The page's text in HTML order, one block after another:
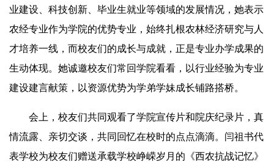
业建设、科技创新、毕业生就业等领域的发展情况，她表示
农经专业作为学院的优势专业，始终扎根农林经济研究与人
才培养一线，而校友们的成长与成就，正是专业办学成果的
生动体现。她诚邀校友们常回学院看看，以行业经验为专业
建设建言献策，以资源优势为学弟学妹成长铺路搭桥。
会上，校友们共同观看了学院宣传片和院庆纪录片，真
情流露、亲切交谈，共同回忆在校时的点点滴滴。闫祖书代
表学校为校友们赠送承载学校峥嵘岁月的《西农抗战记忆》